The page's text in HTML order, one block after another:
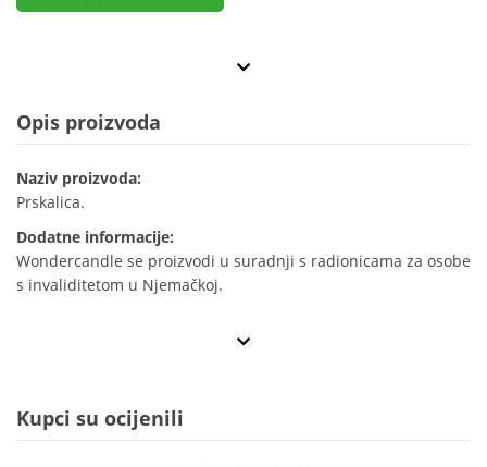
Opis proizvoda
Naziv proizvoda:
Prskalica.
Dodatne informacije:
Wondercandle se proizvodi u suradnji s radionicama za osobe
s invaliditetom u Njemačkoj.
Kupci su ocijenili